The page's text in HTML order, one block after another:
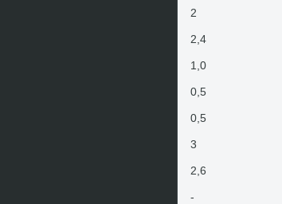
2
2,4
1,0
0,5
0,5
3
2,6
-